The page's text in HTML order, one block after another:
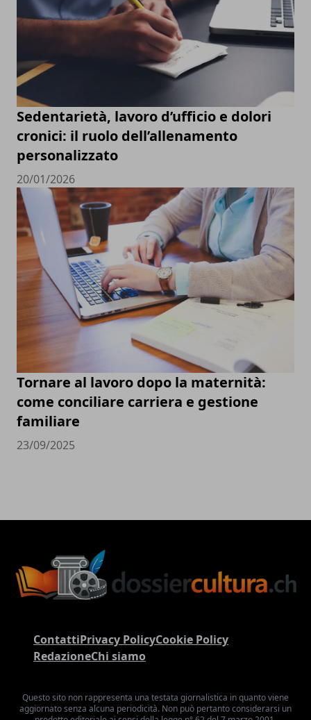
Sedentarietà, lavoro d’ufficio e dolori
cronici: il ruolo dell’allenamento
personalizzato
20/01/2026
Tornare al lavoro dopo la maternità:
come conciliare carriera e gestione
familiare
23/09/2025
ContattiPrivacy PolicyCookie Policy
RedazioneChi siamo
Questo sito non rappresenta una testata giornalistica in quanto viene
aggiornato senza alcuna periodicità. Non può pertanto considerarsi un